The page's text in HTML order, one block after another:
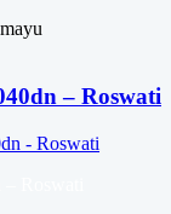
– Roswati